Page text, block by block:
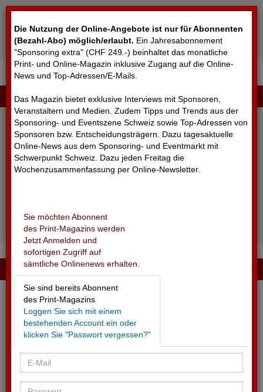
Die Nutzung der Online-Angebote ist nur für Abonnenten
(Bezahl-Abo) möglich/erlaubt. Ein Jahresabonnement
"Sponsoring extra" (CHF 249.-) beinhaltet das monatliche
Print- und Online-Magazin inklusive Zugang auf die Online-
News und Top-Adressen/E-Mails.
Das Magazin bietet exklusive Interviews mit Sponsoren,
Veranstaltern und Medien. Zudem Tipps und Trends aus der
Sponsoring- und Eventszene Schweiz sowie Top-Adressen von
Sponsoren bzw. Entscheidungsträgern. Dazu tagesaktuelle
Online-News aus dem Sponsoring- und Eventmarkt mit
Schwerpunkt Schweiz. Dazu jeden Freitag die
Wochenzusammenfassung per Online-Newsletter.
Sie möchten Abonnent
des Print-Magazins werden
Jetzt Anmelden und
sofortigen Zugriff auf
sämtliche Onlinenews erhalten.
Sie sind bereits Abonnent
des Print-Magazins
Loggen Sie sich mit einem
bestehenden Account ein oder
klicken Sie "Passwort vergessen?"
LOGIN
Passwort vergessen?
Noch nicht registriert?
24.05.2026 - DAS ZELT
Tournee-Stopp wegen akuter Finanzprobleme
Cookie-Einstellungen